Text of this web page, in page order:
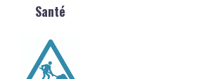
Santé